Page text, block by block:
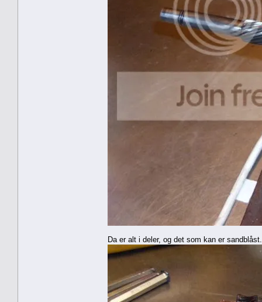
Da er alt i deler, og det som kan er sandblåst.